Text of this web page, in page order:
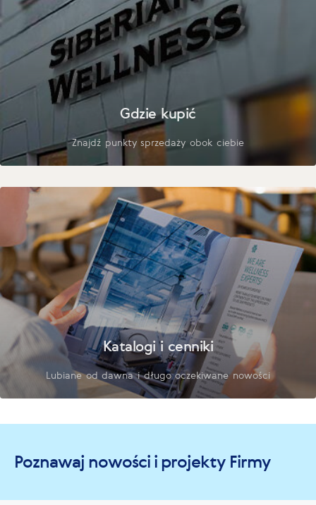
Gdzie kupić
Znajdź punkty sprzedaży obok ciebie
Katalogi i cenniki
Lubiane od dawna i długo oczekiwane nowości
Poznawaj nowości i projekty Firmy